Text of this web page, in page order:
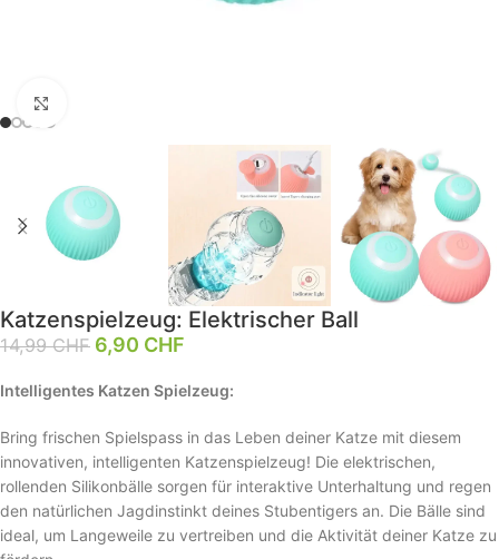
Katzenspielzeug: Elektrischer Ball
14,99CHF 6,90 CHF
Intelligentes Katzen Spielzeug:
Bring frischen Spielspass in das Leben deiner Katze mit diesem
innovativen, intelligenten Katzenspielzeug! Die elektrischen,
rollenden Silikonbälle sorgen für interaktive Unterhaltung und regen
den natürlichen Jagdinstinkt deines Stubentigers an. Die Bälle sind
ideal, um Langeweile zu vertreiben und die Aktivität deiner Katze zu